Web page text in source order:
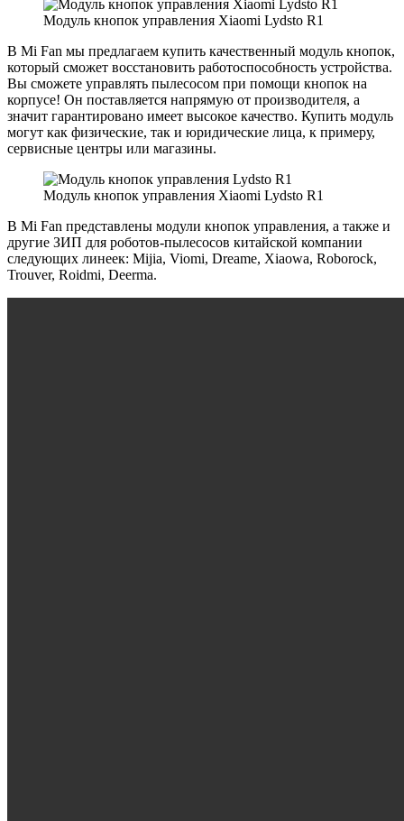
Модуль кнопок управления Xiaomi Lydsto R1
В Mi Fan мы предлагаем купить качественный модуль кнопок,
который сможет восстановить работоспособность устройства.
Вы сможете управлять пылесосом при помощи кнопок на
корпусе! Он поставляется напрямую от производителя, а
значит гарантировано имеет высокое качество. Купить модуль
могут как физические, так и юридические лица, к примеру,
сервисные центры или магазины.
Модуль кнопок управления Xiaomi Lydsto R1
В Mi Fan представлены модули кнопок управления, а также и
другие ЗИП для роботов-пылесосов китайской компании
следующих линеек: Mijia, Viomi, Dreame, Xiaowa, Roborock,
Trouver, Roidmi, Deerma.